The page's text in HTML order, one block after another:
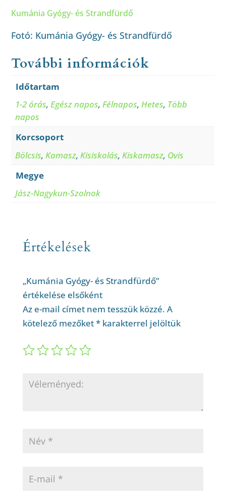
Kumánia Gyógy- és Strandfürdő
Fotó: Kumánia Gyógy- és Strandfürdő
További információk
Időtartam
1-2 órás,Egész napos,Félnapos,Hetes, Több
napos
Korcsoport
Bölcsis, Kamasz, Kisiskolás, Kiskamasz, Ovis
Megye
Jász-Nagykun-Szolnok
Értékelések
„Kumánia Gyógy- és Strandfürdő”
értékelése elsőként
Az e-mail címet nem tesszük közzé. A
kötelező mezőket*karakterrel jelöltük